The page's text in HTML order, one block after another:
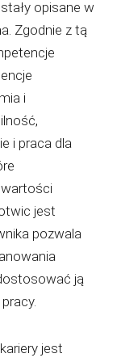
opisane w
Zgodnie z tą
i
i praca dla
jest
pozwala
ją
jest